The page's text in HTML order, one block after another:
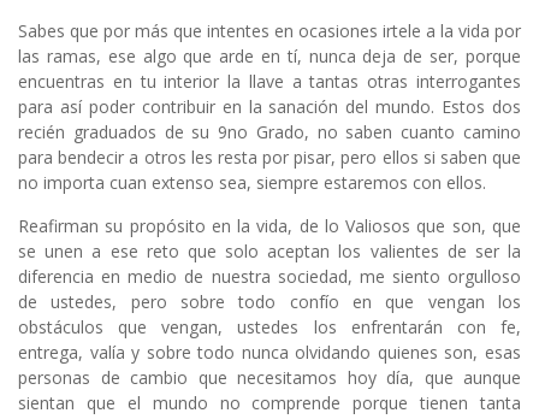
Sabes que por más que intentes en ocasiones irtele a la vida por
las ramas, ese algo que arde en tí, nunca deja de ser, porque
encuentras en tu interior la llave a tantas otras interrogantes
para así poder contribuir en la sanación del mundo. Estos dos
recién graduados de su 9no Grado, no saben cuanto camino
para bendecir a otros les resta por pisar, pero ellos si saben que
no importa cuan extenso sea, siempre estaremos con ellos.
Reafirman su propósito en la vida, de lo Valiosos que son, que
se unen a ese reto que solo aceptan los valientes de ser la
diferencia en medio de nuestra sociedad, me siento orgulloso
de ustedes, pero sobre todo confío en que vengan los
obstáculos que vengan, ustedes los enfrentarán con fe,
entrega, valía y sobre todo nunca olvidando quienes son, esas
personas de cambio que necesitamos hoy día, que aunque
sientan que el mundo no comprende porque tienen tanta